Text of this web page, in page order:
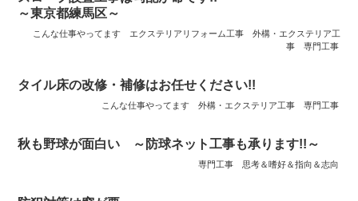
～東京都練馬区～
こんな仕事やってます エクステリアリフォーム工事
外構・エクステリア工
事
専門工事
タイル床の改修・補修はお任せください!!
こんな仕事やってます 外構・エクステリア工事 専門工事
秋も野球が面白い ～防球ネット工事も承ります!!～
専門工事 思考＆嗜好＆指向＆志向